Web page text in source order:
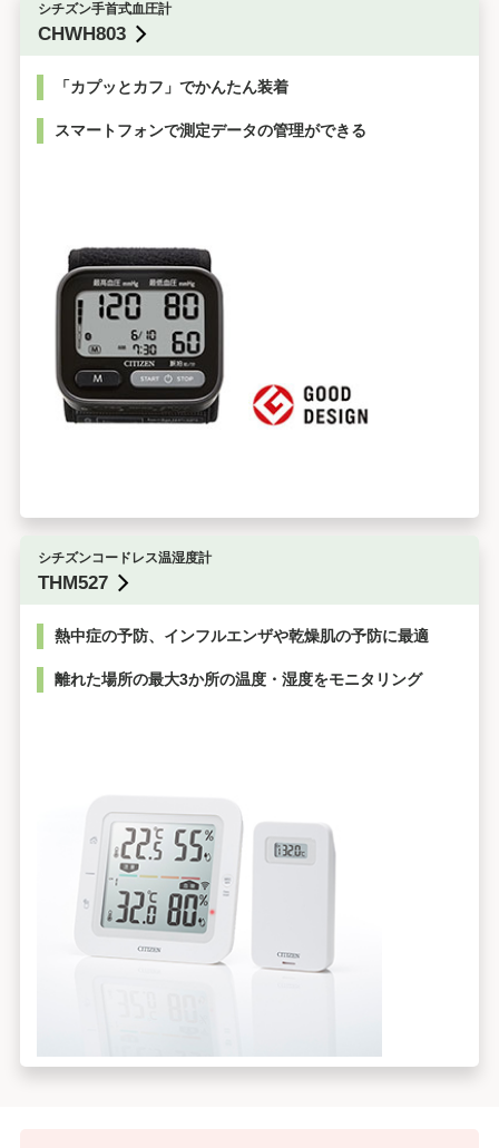
シチズン手首式血圧計
CHWH803
「カプッとカフ」でかんたん装着
スマートフォンで測定データの管理ができる
シチズンコードレス温湿度計
THM527
熱中症の予防、インフルエンザや乾燥肌の予防に最適
離れた場所の最大3か所の温度・湿度をモニタリング